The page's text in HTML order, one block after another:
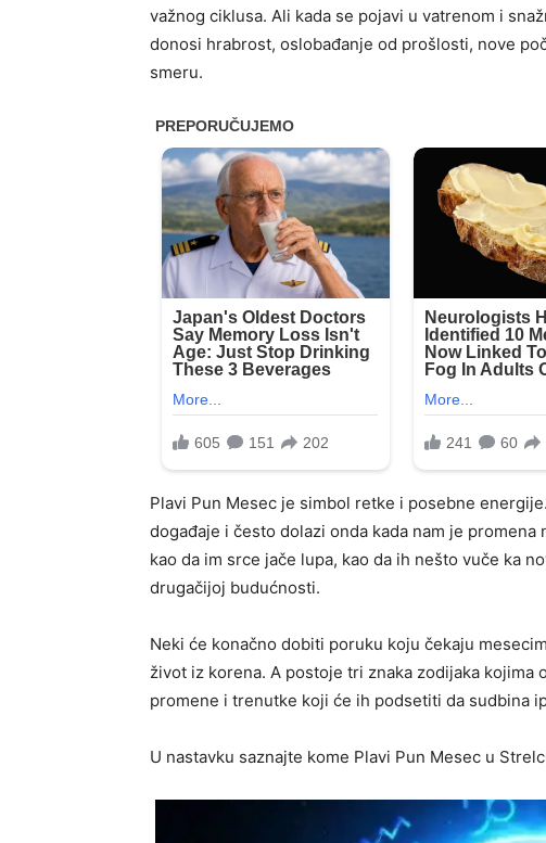
važnog ciklusa. Ali kada se pojavi u vatrenom i
donosi hrabrost, oslobađanje od prošlosti, nove
smeru.
Plavi Pun Mesec je simbol retke i posebne
događaje i često dolazi onda kada nam je
kao da im srce jače lupa, kao da ih nešto vuče ka
drugačijoj budućnosti.
Neki će konačno dobiti poruku koju čekaju
život iz korena. A postoje tri znaka zodijaka kojima
promene i trenutke koji će ih podsetiti da sudbina
U nastavku saznajte kome Plavi Pun Mesec u